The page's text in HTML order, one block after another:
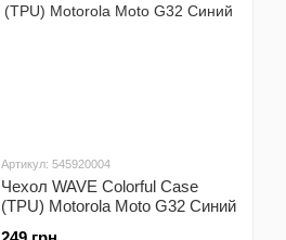
Артикул: 545920004
Чехол WAVE Colorful Case
(TPU) Motorola Moto G32 Синий